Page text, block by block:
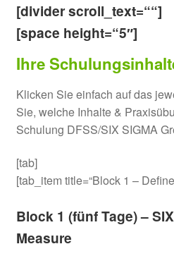
[divider scroll_text=““]
[space height=“5″]
Ihre
Klicken Sie einfach auf das
Sie, welche Inhalte &
Schulung DFSS/SIX SIGMA
[tab]
[tab_item title=“Block 1 –
Block 1 (fünf Tage) –
Measure